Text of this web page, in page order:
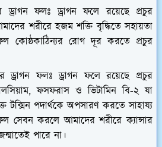
ড্রাগন ফলঃ ড্রাগন ফলে রয়েছে প্রচুর
শরীরে হজম শক্তি বৃদ্ধিতে সহায়তা
কোষ্ঠকাঠিন্যর রোগ দূর করতে প্রচুর
ড্রাগন ফলঃ ড্রাগন ফলে রয়েছে প্রচুর
ফসফরাস ও ভিটামিন বি-২ যা
টক্সিন পদার্থকে অপসারণ করতে সাহায্য
সেবন করলে আমাদের শরীরে ক্যান্সার
পারে না।